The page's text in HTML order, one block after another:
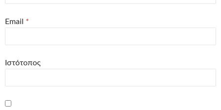
Email *
Ιστότοπος